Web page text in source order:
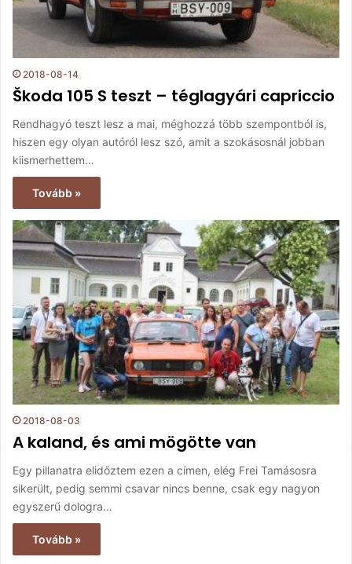
2018-08-14
Škoda 105 S teszt – téglagyári capriccio
Rendhagyó teszt lesz a mai, méghozzá több szempontból is,
hiszen egy olyan autóról lesz szó, amit a szokásosnál jobban
kiismerhettem…
Tovább »
2018-08-03
A kaland, és ami mögötte van
Egy pillanatra elidőztem ezen a címen, elég Frei Tamásosra
sikerült, pedig semmi csavar nincs benne, csak egy nagyon
egyszerű dologra…
Tovább »